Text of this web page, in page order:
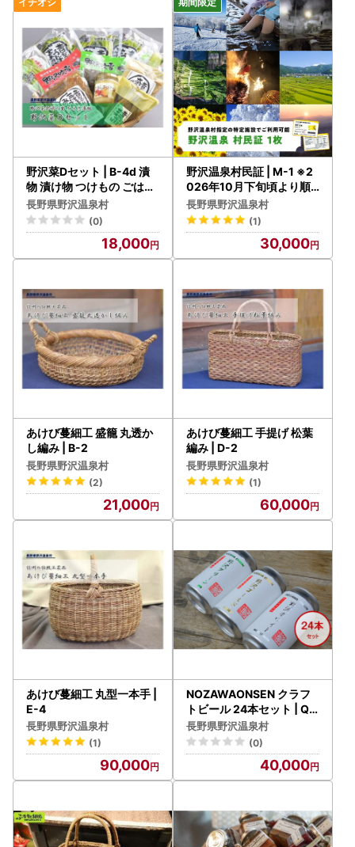
野沢菜Dセット | B-4d 漬
物 漬け物 つけもの ごはん
のお供 おつまみ 詰め合わ
せ
長野県野沢温泉村
(0)
18,000
野沢温泉村民証 | M-1 ※2
026年10月下旬頃より順
次発送予定
長野県野沢温泉村
(1)
30,000
あけび蔓細工 盛籠 丸透か
し編み | B-2
長野県野沢温泉村
(2)
21,000
あけび蔓細工 手提げ 松葉
編み | D-2
長野県野沢温泉村
(1)
60,000
あけび蔓細工 丸型一本手 |
E-4
長野県野沢温泉村
(1)
90,000
NOZAWAONSEN クラフ
トビール 24本セット | Q-
4 ※2026年4月下旬より順
次発送
長野県野沢温泉村
(0)
40,000